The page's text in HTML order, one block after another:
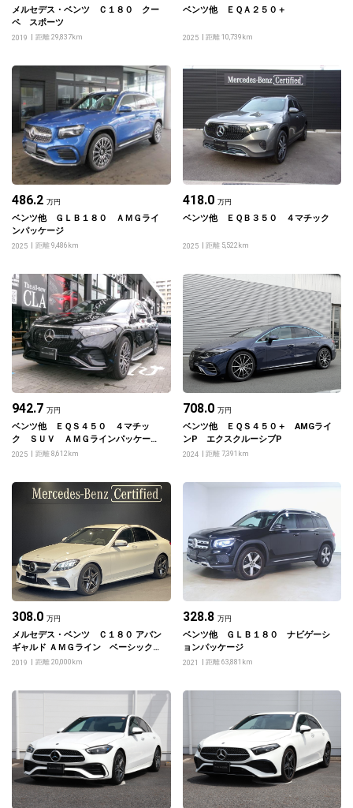
メルセデス・ベンツ Ｃ１８０ クー
ペ スポーツ
2019 距離 29,837km
ベンツ他 ＥＱＡ２５０＋
2025 距離 10,739km
486.2 万円
ベンツ他 ＧＬＢ１８０ ＡＭＧライ
ンパッケージ
2025 距離 9,486km
418.0 万円
ベンツ他 ＥＱＢ３５０ ４マチック
2025 距離 5,522km
942.7 万円
ベンツ他 ＥＱＳ４５０ ４マチッ
ク ＳＵＶ ＡＭＧラインパッケー
ジ ナイトパッケージ
2025 距離 8,612km
708.0 万円
ベンツ他 ＥＱＳ４５０＋ AMGライ
ンP エクスクルーシブP
2024 距離 7,391km
308.0 万円
メルセデス・ベンツ Ｃ１８０ アバン
ギャルド ＡＭＧライン ベーシックパ
ッケージ
2019 距離 20,000km
328.8 万円
ベンツ他 ＧＬＢ１８０ ナビゲーシ
ョンパッケージ
2021 距離 63,881km